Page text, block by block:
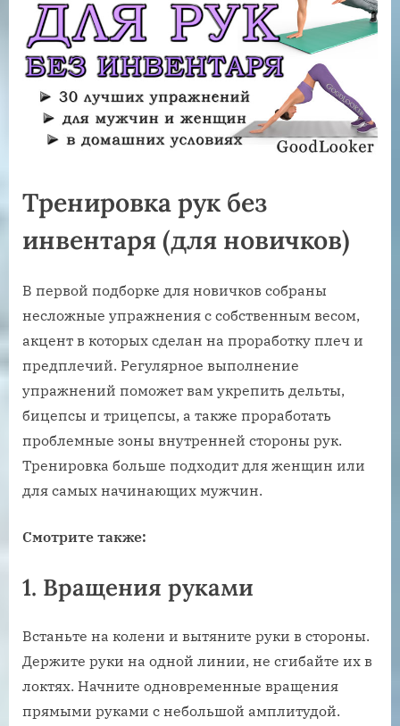
Тренировка рук без
инвентаря (для новичков)
В первой подборке для новичков собраны
несложные упражнения с собственным весом,
акцент в которых сделан на проработку плеч и
предплечий. Регулярное выполнение
упражнений поможет вам укрепить дельты,
бицепсы и трицепсы, а также проработать
проблемные зоны внутренней стороны рук.
Тренировка больше подходит для женщин или
для самых начинающих мужчин.
Смотрите также:
1. Вращения руками
Встаньте на колени и вытяните руки в стороны.
Держите руки на одной линии, не сгибайте их в
локтях. Начните одновременные вращения
прямыми руками с небольшой амплитудой.